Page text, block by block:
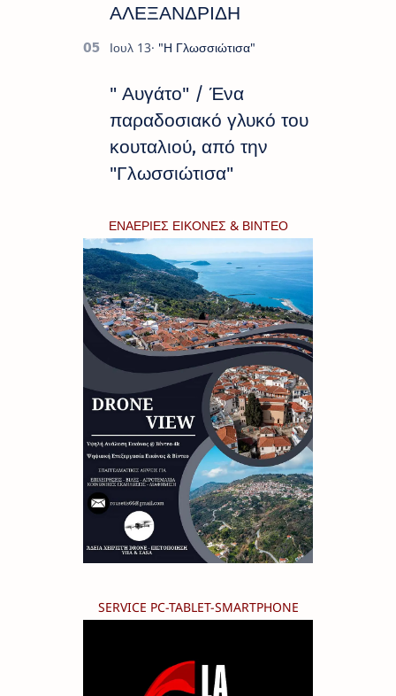
ΑΛΕΞΑΝΔΡΙΔΗ
" Αυγάτο" / Ένα
παραδοσιακό γλυκό του
κουταλιού, από την
"Γλωσσιώτισα"
ΕΝΑΕΡΙΕΣ ΕΙΚΟΝΕΣ & ΒΙΝΤΕΟ
SERVICE PC-TABLET-SMARTPHONE